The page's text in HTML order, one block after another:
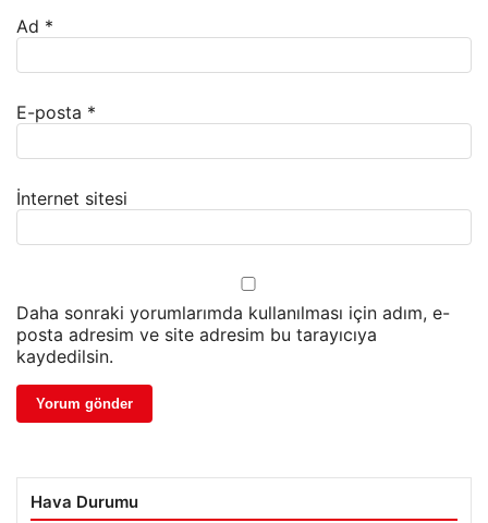
Ad *
E-posta *
İnternet sitesi
Daha sonraki yorumlarımda kullanılması için adım, e-
posta adresim ve site adresim bu tarayıcıya
kaydedilsin.
Hava Durumu